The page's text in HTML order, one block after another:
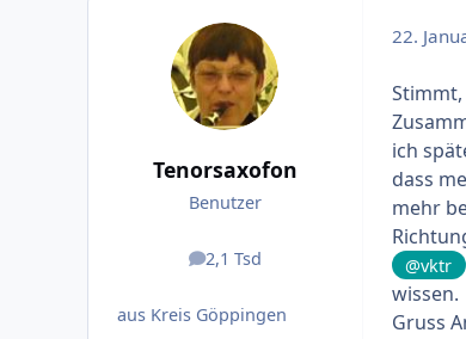
Tenorsaxofon
Benutzer
2,1 Tsd
Beiträge
aus Kreis Göppingen
22.
ich
dass
mehr
@vktr
wissen.
Gruss